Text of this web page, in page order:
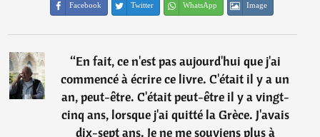
Facebook Twitter WhatsApp Image
“En fait, ce n'est pas aujourd'hui que j'ai
commencé à écrire ce livre. C'était il y a un
an, peut-être. C'était peut-être il y a vingt-
cinq ans, lorsque j'ai quitté la Grèce. J'avais
dix-sept ans. Je ne me souviens plus à